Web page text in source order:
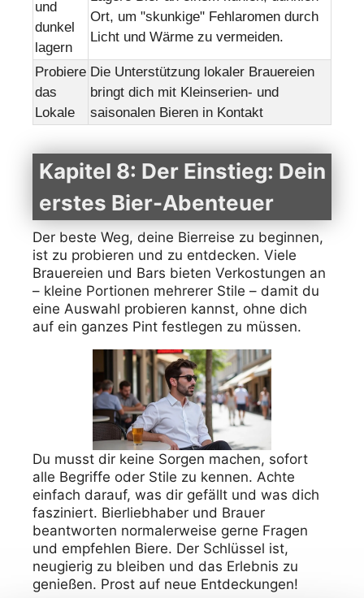
und
dunkel
lagern
Ort, um "skunkige" Fehlaromen durch
Licht und Wärme zu vermeiden.
Probiere
das
Lokale
Die Unterstützung lokaler Brauereien
bringt dich mit Kleinserien- und
saisonalen Bieren in Kontakt
Kapitel 8: Der Einstieg: Dein
erstes Bier-Abenteuer
Der beste Weg, deine Bierreise zu beginnen,
ist zu probieren und zu entdecken. Viele
Brauereien und Bars bieten Verkostungen an
– kleine Portionen mehrerer Stile – damit du
eine Auswahl probieren kannst, ohne dich
auf ein ganzes Pint festlegen zu müssen.
Du musst dir keine Sorgen machen, sofort
alle Begriffe oder Stile zu kennen. Achte
einfach darauf, was dir gefällt und was dich
fasziniert. Bierliebhaber und Brauer
beantworten normalerweise gerne Fragen
und empfehlen Biere. Der Schlüssel ist,
neugierig zu bleiben und das Erlebnis zu
genießen. Prost auf neue Entdeckungen!